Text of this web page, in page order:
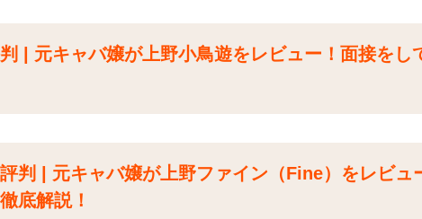
| 元キャバ嬢が上野小鳥遊をレビュー！面接をし
判 | 元キャバ嬢が上野ファイン（Fine）をレビュ
底解説！